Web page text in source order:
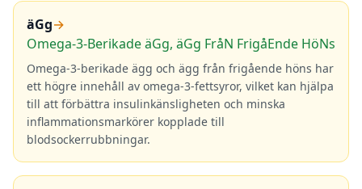
äGg→
Omega-3-Berikade äGg, äGg FråN FrigåEnde HöNs
Omega-3-berikade ägg och ägg från frigående höns har
ett högre innehåll av omega-3-fettsyror, vilket kan hjälpa
till att förbättra insulinkänsligheten och minska
inflammationsmarkörer kopplade till
blodsockerrubbningar.